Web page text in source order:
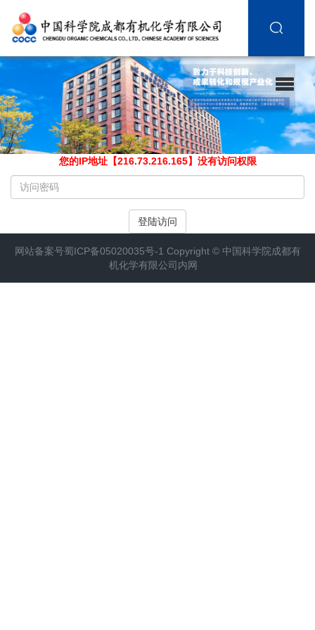
您的IP地址【216.73.216.165】没有访问权限
输
入
访
密
码
登陆访问
网站备案号蜀ICP备05020035号-1 Copyright © 中国科学院成都有
机化学有限公司内网